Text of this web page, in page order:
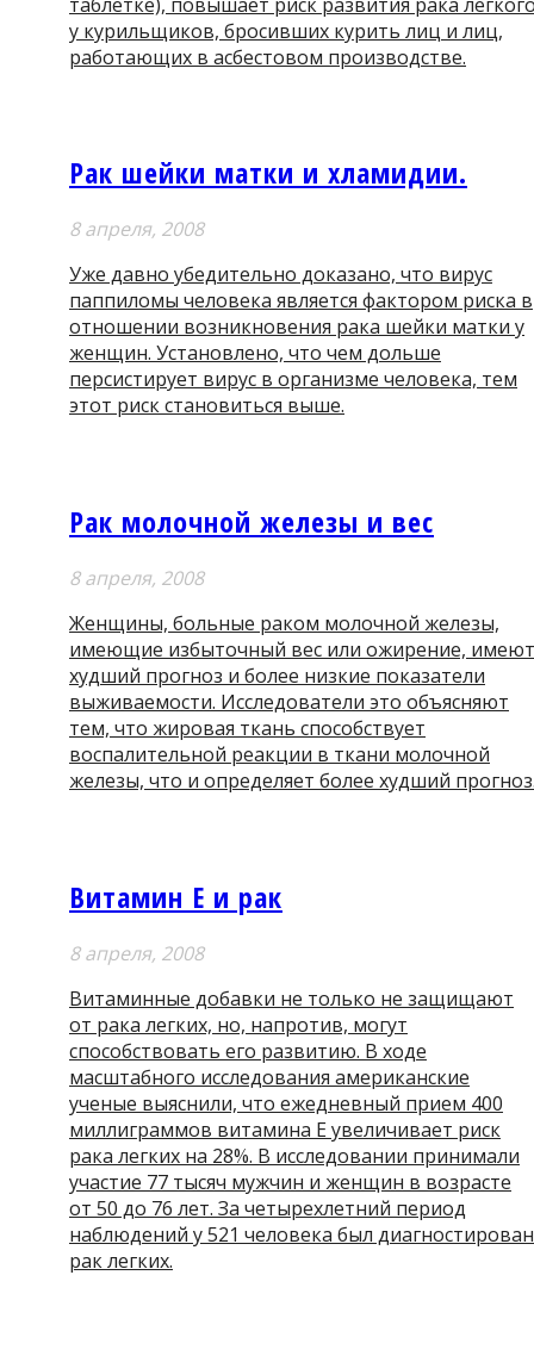
у курильщиков, бросивших курить лиц и лиц,
работающих в асбестовом производстве.
Рак шейки матки и хламидии.
8 апреля, 2008
Уже давно убедительно доказано, что вирус
паппиломы человека является фактором риска в
отношении возникновения рака шейки матки у
женщин. Установлено, что чем дольше
персистирует вирус в организме человека, тем
этот риск становиться выше.
Рак молочной железы и вес
8 апреля, 2008
Женщины, больные раком молочной железы,
имеющие избыточный вес или ожирение, имеют
худший прогноз и более низкие показатели
выживаемости. Исследователи это объясняют
тем, что жировая ткань способствует
воспалительной реакции в ткани молочной
железы, что и определяет более худший
Витамин Е и рак
8 апреля, 2008
Витаминные добавки не только не защищают
от рака легких, но, напротив, могут
способствовать его развитию. В ходе
масштабного исследования американские
ученые выяснили, что ежедневный прием 400
миллиграммов витамина Е увеличивает риск
рака легких на 28%. В исследовании принимали
участие 77 тысяч мужчин и женщин в возрасте
от 50 до 76 лет. За четырехлетний период
наблюдений у 521 человека был диагностирован
рак легких.